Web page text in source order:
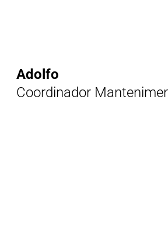
Adolfo
Coordinador